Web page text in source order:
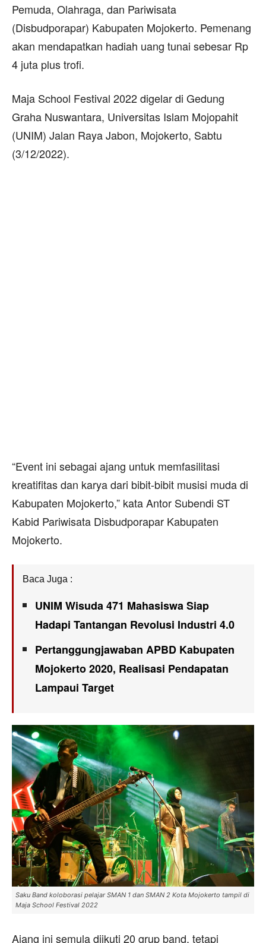
Pemuda, Olahraga, dan Pariwisata
(Disbudporapar) Kabupaten Mojokerto. Pemenang
akan mendapatkan hadiah uang tunai sebesar Rp
4 juta plus trofi.
Maja School Festival 2022 digelar di Gedung
Graha Nuswantara, Universitas Islam Mojopahit
(UNIM) Jalan Raya Jabon, Mojokerto, Sabtu
(3/12/2022).
“Event ini sebagai ajang untuk memfasilitasi
kreatifitas dan karya dari bibit-bibit musisi muda di
Kabupaten Mojokerto,” kata Antor Subendi ST
Kabid Pariwisata Disbudporapar Kabupaten
Mojokerto.
Baca Juga :
UNIM Wisuda 471 Mahasiswa Siap
Hadapi Tantangan Revolusi Industri 4.0
Pertanggungjawaban APBD Kabupaten
Mojokerto 2020, Realisasi Pendapatan
Lampaui Target
Saku Band koloborasi pelajar SMAN 1 dan SMAN 2 Kota Mojokerto tampil di
Maja School Festival 2022
Ajang ini semula diikuti 20 grup band, tetapi